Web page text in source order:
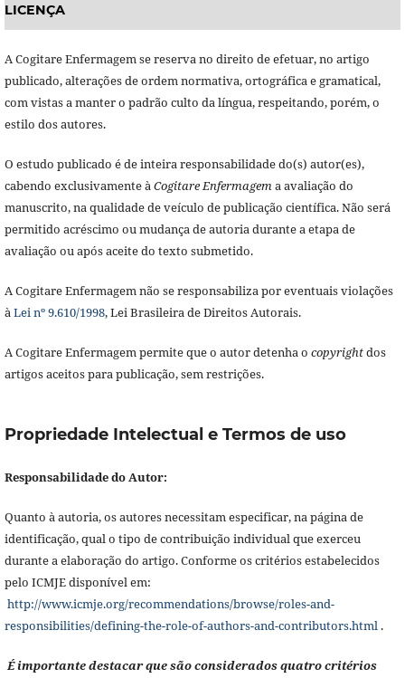
LICENÇA
A Cogitare Enfermagem se reserva no direito de efetuar, no artigo
publicado, alterações de ordem normativa, ortográfica e gramatical,
com vistas a manter o padrão culto da língua, respeitando, porém, o
estilo dos autores.
O estudo publicado é de inteira responsabilidade do(s) autor(es),
cabendo exclusivamente àCogitare Enfermagema avaliação do
manuscrito, na qualidade de veículo de publicação científica. Não será
permitido acréscimo ou mudança de autoria durante a etapa de
avaliação ou após aceite do texto submetido.
A Cogitare Enfermagem não se responsabiliza por eventuais violações
àLei nº 9.610/1998, Lei Brasileira de Direitos Autorais.
A Cogitare Enfermagem permite que o autor detenha o copyrightdos
artigos aceitos para publicação, sem restrições.
Propriedade Intelectual e Termos de uso
Responsabilidade do Autor:
Quanto à autoria, os autores necessitam especificar, na página de
identificação, qual o tipo de contribuição individual que exerceu
durante a elaboração do artigo. Conforme os critérios estabelecidos
pelo ICMJE disponível em:
http://www.icmje.org/recommendations/browse/roles-and-
responsibilities/defining-the-role-of-authors-and-contributors.html.
É importante destacar que são considerados quatro critérios